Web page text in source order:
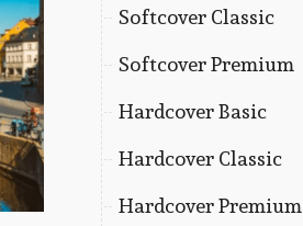
Softcover Classic
Softcover Premium
Hardcover Basic
Hardcover Classic
Hardcover Premium